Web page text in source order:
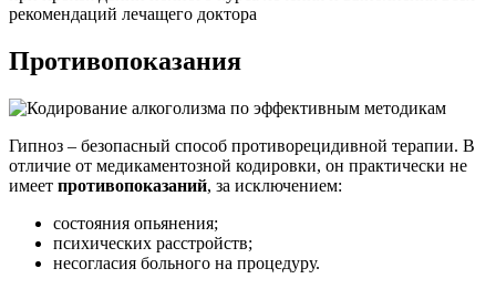
рекомендаций лечащего доктора
Противопоказания
Гипноз – безопасный способ противорецидивной терапии. В
отличие от медикаментозной кодировки, он практически не
имеет противопоказаний, за исключением:
состояния опьянения;
психических расстройств;
несогласия больного на процедуру.